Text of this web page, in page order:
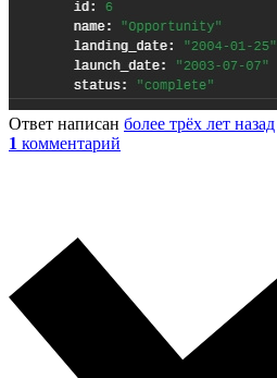
Ответ написан более трёх лет назад
1 комментарий